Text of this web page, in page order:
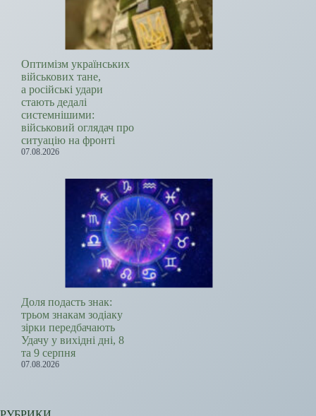
Оптимізм українських
військових тане,
а російські удари
стають дедалі
системнішими:
військовий оглядач про
ситуацію на фронті
07.08.2026
Доля подасть знак:
трьом знакам зодіаку
зірки передбачають
Удачу у вихідні дні, 8
та 9 серпня
07.08.2026